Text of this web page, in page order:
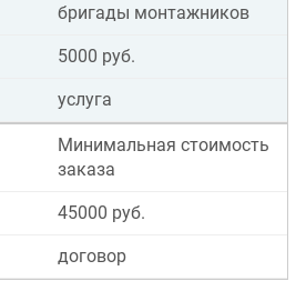
бригады монтажников
5000 руб.
услуга
Минимальная стоимость
заказа
45000 руб.
договор